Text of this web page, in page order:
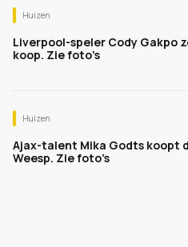
Huizen
Liverpool-speler Cody Gakpo
koop. Zie foto’s
Huizen
Ajax-talent Mika Godts koopt
Weesp. Zie foto’s